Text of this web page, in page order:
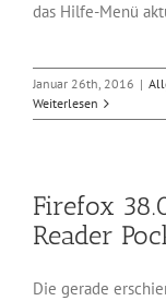
das Hilfe-Menü
Januar 26th, 2016 |
Weiterlesen
Firefox
Reader
Die gerade